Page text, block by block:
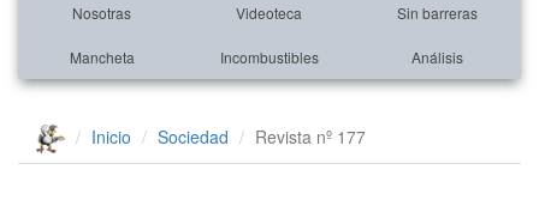
Nosotras Videoteca Sin barreras
Mancheta Incombustibles Análisis
Inicio Sociedad Revista nº 177